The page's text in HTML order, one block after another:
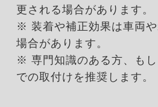
更される場合があります。
※ 装着や補正効果は車両
場合があります。
※ 専門知識のある方、も
での取付けを推奨します。